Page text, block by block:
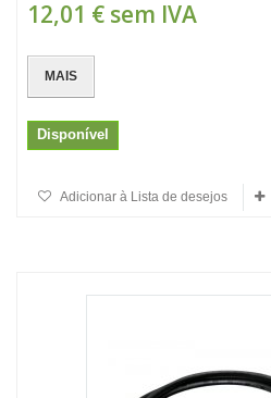
12,01 € sem IVA
MAIS
Disponível
Adicionar à Lista de desejos